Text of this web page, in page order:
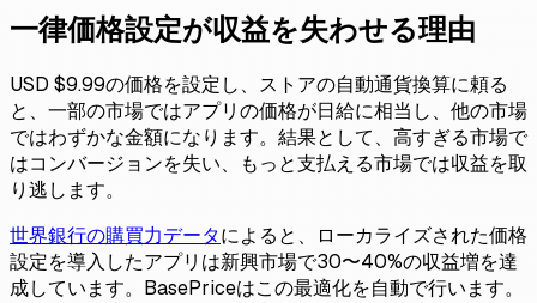
一律価格設定が収益を失わせる理由
USD $9.99の価格を設定し、ストアの自動通貨換算に頼る
と、一部の市場ではアプリの価格が日給に相当し、他の市場
ではわずかな金額になります。結果として、高すぎる市場で
はコンバージョンを失い、もっと支払える市場では収益を取
り逃します。
世界銀行の購買力データによると、ローカライズされた価格
設定を導入したアプリは新興市場で30〜40%の収益増を達
成しています。BasePriceはこの最適化を自動で行います。